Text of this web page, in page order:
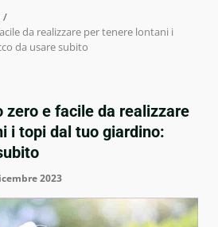
da realizzare per tenere lontani i
da usare subito
zero e facile da realizzare
i topi dal tuo giardino:
2023